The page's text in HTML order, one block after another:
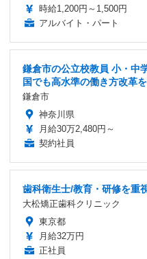
時給1,200円～1,500円
アルバイト・パート
鎌倉市の公立校教員 小・中
国でも高水準の働き方改革
鎌倉市
神奈川県
月給30万2,480円～
契約社員
歯科衛生士/教育・研修を重
大松矯正歯科クリニック
東京都
月給32万円
正社員